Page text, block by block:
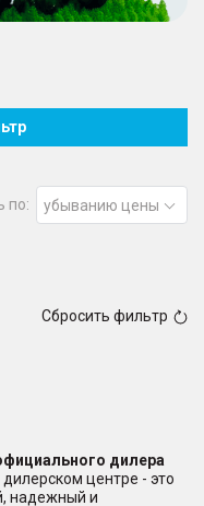
по: убыванию цены
Сбросить фильтр
дилера
центре - это
надежный и